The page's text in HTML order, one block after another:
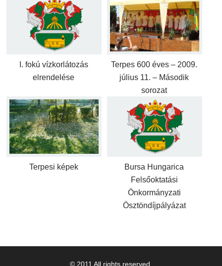
I. fokú vízkorlátozás
elrendelése
Terpes 600 éves – 2009.
július 11. – Második
sorozat
Terpesi képek
Bursa Hungarica
Felsőoktatási
Önkormányzati
Ösztöndíjpályázat
© 2011 All rights reserved.